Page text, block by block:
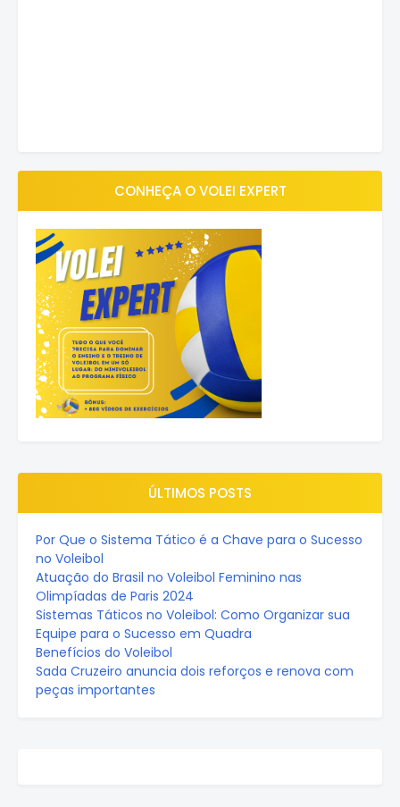
CONHEÇA O VOLEI EXPERT
ÚLTIMOS POSTS
Por Que o Sistema Tático é a Chave para o Sucesso
no Voleibol
Atuação do Brasil no Voleibol Feminino nas
Olimpíadas de Paris 2024
Sistemas Táticos no Voleibol: Como Organizar sua
Equipe para o Sucesso em Quadra
Benefícios do Voleibol
Sada Cruzeiro anuncia dois reforços e renova com
peças importantes